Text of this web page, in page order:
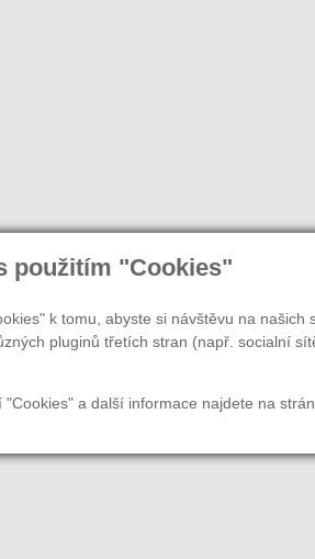
použitím "Cookies"
k tomu, abyste si návštěvu na
pluginů třetích stran (např. socialní
"Cookies" a další informace najdete na